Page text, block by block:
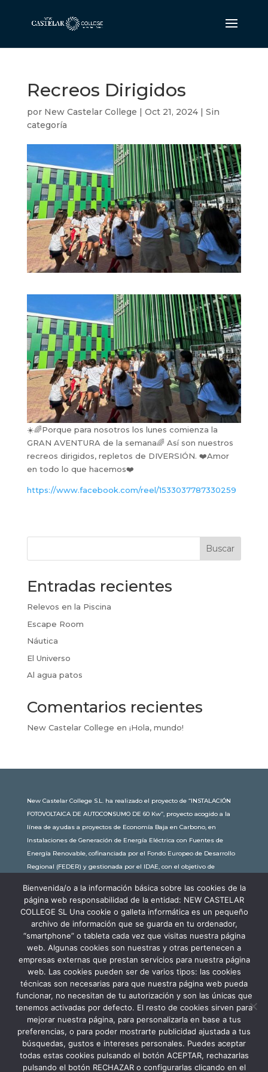
Recreos Dirigidos
por New Castelar College | Oct 21, 2024| Sin
categoría
☀️🌈Porque para nosotros los lunes comienza la
GRAN AVENTURA de la semana🌈 Así son nuestros
recreos dirigidos, repletos de DIVERSIÓN. ❤️Amor
en todo lo que hacemos❤️
https://www.facebook.com/reel/1533037787330259
Buscar
Entradas recientes
Relevos en la Piscina
Escape Room
Náutica
El Universo
Al agua patos
Comentarios recientes
New Castelar College en ¡Hola, mundo!
New Castelar College S.L. ha realizado el proyecto de “INSTALACIÓN
FOTOVOLTAICA DE AUTOCONSUMO DE 60 Kw”, proyecto acogido a la
línea de ayudas a proyectos de Economía Baja en Carbono, en
Instalaciones de Generación de Energía Eléctrica con Fuentes de
Energía Renovable, cofinanciada por el Fondo Europeo de Desarrollo
Regional (FEDER) y gestionada por el IDAE, con el objetivo de
subvención de 30.245,63€. Con una potencia instalada de 60kW, la
comunidad educativa de New Castelar ahorra al planeta 34,79
toneladas de CO2 al año, lo que equivale a recorrer 116.677 km en coche
o plantar 116 árboles al año.
Bienvenida/o a la información básica sobre las cookies de la
página web responsabilidad de la entidad: NEW CASTELAR
COLLEGE SL Una cookie o galleta informática es un pequeño
archivo de información que se guarda en tu ordenador,
“smartphone” o tableta cada vez que visitas nuestra página
web. Algunas cookies son nuestras y otras pertenecen a
empresas externas que prestan servicios para nuestra página
web. Las cookies pueden ser de varios tipos: las cookies
técnicas son necesarias para que nuestra página web pueda
funcionar, no necesitan de tu autorización y son las únicas que
tenemos activadas por defecto. El resto de cookies sirven para
mejorar nuestra página, para personalizarla en base a tus
preferencias, o para poder mostrarte publicidad ajustada a tus
búsquedas, gustos e intereses personales. Puedes aceptar
todas estas cookies pulsando el botón ACEPTAR, rechazarlas
pulsando el botón RECHAZAR o configurarlas clicando en el